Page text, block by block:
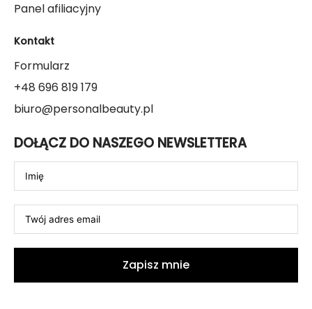
Panel afiliacyjny
Kontakt
Formularz
+48 696 819 179
biuro@personalbeauty.pl
DOŁĄCZ DO NASZEGO NEWSLETTERA
Zapisz mnie